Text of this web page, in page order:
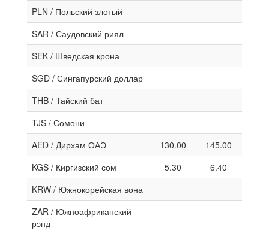
PLN / Польский злотый
SAR / Саудовский риял
SEK / Шведская крона
SGD / Сингапурский доллар
THB / Тайский бат
TJS / Сомони
AED / Дирхам ОАЭ
130.00
145.00
KGS / Киргизский сом
5.30
6.40
KRW / Южнокорейская вона
ZAR / Южноафриканский
рэнд